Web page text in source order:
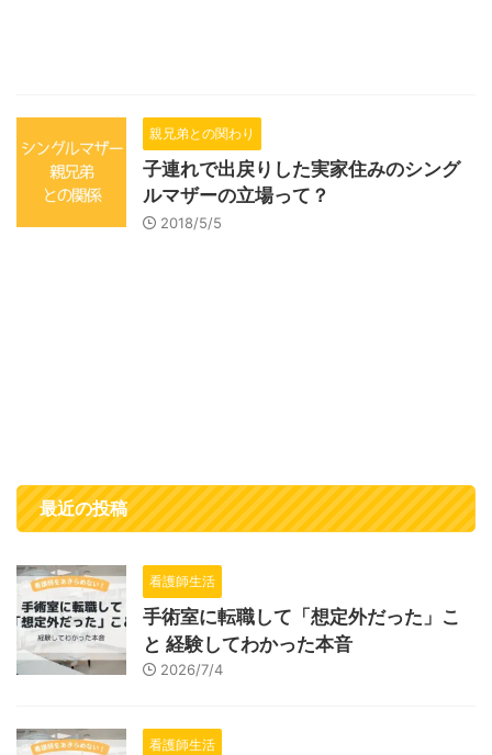
親兄弟との関わり
子連れで出戻りした実家住みのシング
ルマザーの立場って？
2018/5/5
最近の投稿
看護師生活
手術室に転職して「想定外だった」こ
と 経験してわかった本音
2026/7/4
看護師生活